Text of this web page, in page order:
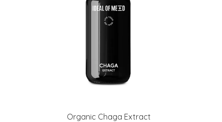
Organic Chaga Extract